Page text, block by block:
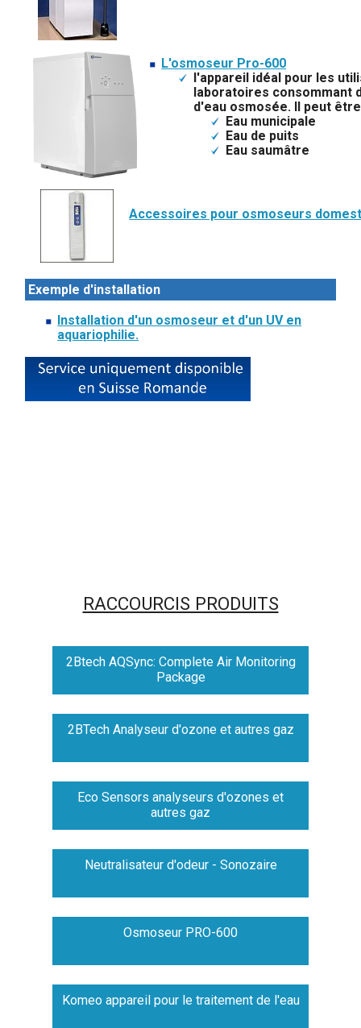
L'osmoseur Pro-600
l'appareil idéal pour les
laboratoires consommant
d'eau osmosée. Il peut
Eau municipale
Eau de puits
Eau saumâtre
Accessoires pour osmoseurs
Exemple d'installation
Installation d'un osmoseur et d'un UV en
aquariophilie.
RACCOURCIS PRODUITS
2Btech AQSync: Complete Air Monitoring
Package
2BTech Analyseur d'ozone et autres gaz
Eco Sensors analyseurs d'ozones et
autres gaz
Neutralisateur d'odeur - Sonozaire
Osmoseur PRO-600
Komeo appareil pour le traitement de l'eau